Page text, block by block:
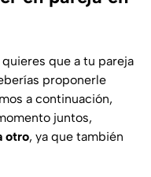
quieres que a tu pareja
proponerle
a continuación,
juntos,
otro, ya que también